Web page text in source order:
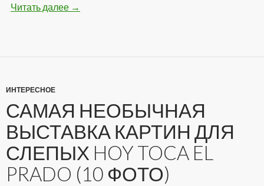
Читать далее Классная голенькая девочка на столе (100
→
ИНТЕРЕСНОЕ
САМАЯ НЕОБЫЧНАЯ
ВЫСТАВКА КАРТИН ДЛЯ
СЛЕПЫХ HOY TOCA EL
PRADO (10 ФОТО)